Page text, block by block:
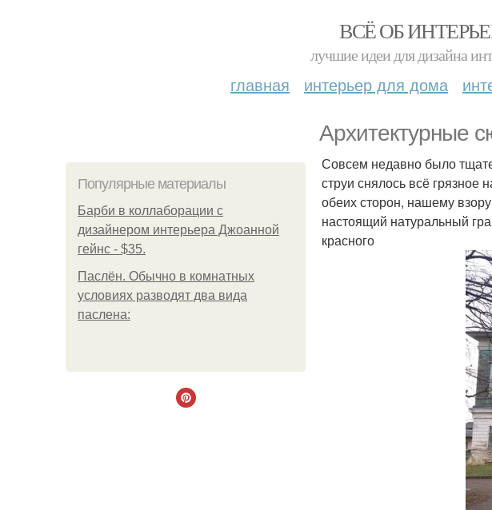
ВСЁ ОБ
лучшие идеи для дизайна
главная интерьер для дома
Архитектурные
Популярные материалы
Барби в коллаборации с
дизайнером интерьера Джоанной
гейнс - $35.
Паслён. Обычно в комнатных
условиях разводят два вида
паслена:
Совсем недавно было
струи снялось всё грязное
обеих сторон, нашему
настоящий натуральный
красного